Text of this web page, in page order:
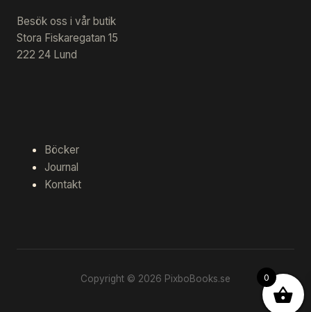
Besök oss i vår butik
Stora Fiskaregatan 15
222 24 Lund
Böcker
Journal
Kontakt
Copyright © 2026 PixboBooks.se 0